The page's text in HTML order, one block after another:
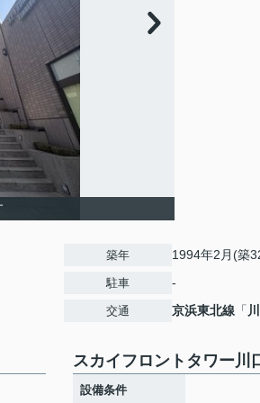
築年 1994年2月(築
駐車 -
交通 京浜東北線 「
スカイフロントタワー川
設備条件